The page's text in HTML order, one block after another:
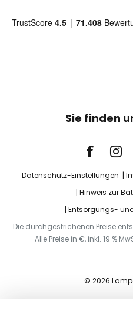
Sie finden
Datenschutz-Einstellungen
Hinweis zur
Entsorgungs-
Die durchgestrichenen Preise
Alle Preise in €, inkl. 19 %
© 2026